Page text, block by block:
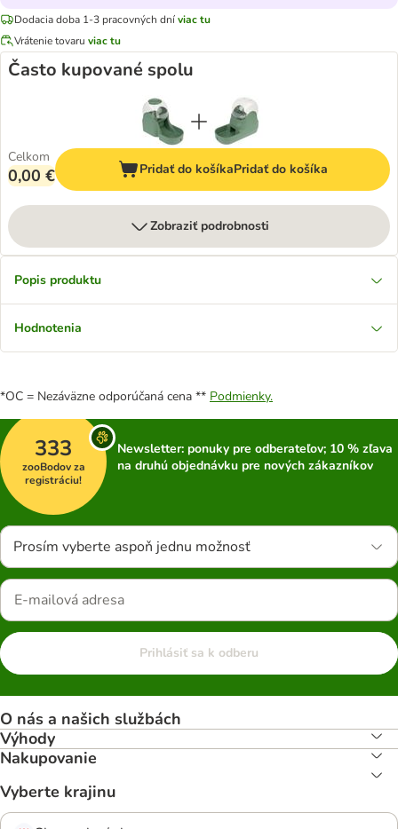
Dodacia doba 1-3 pracovných dníviac tu
Vrátenie tovaru viac tu
Často kupované spolu
Celkom
0,00 € Pridať do košíkaPridať do košíka
Zobraziť podrobnosti
Popis produktu
Hodnotenia
*OC = Nezáväzne odporúčaná cena ** Podmienky.
333
zooBodov za
registráciu!
Newsletter: ponuky pre odberateľov; 10 % zľava
na druhú objednávku pre nových zákazníkov
Prosím vyberte aspoň jednu možnosť
Prihlásiť sa k odberu
O nás a našich službách
Výhody
Nakupovanie
Vyberte krajinu